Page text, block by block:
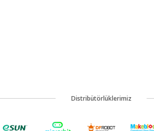
Distribütörlüklerimiz